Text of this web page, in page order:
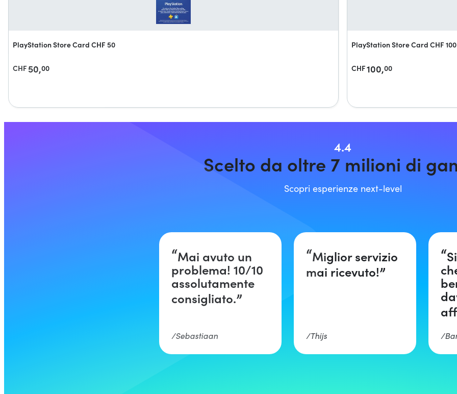
PlayStation Store Card CHF 50
CHF 50,00
PlayStation Store Card CHF 100
CHF100,00
4.4
Scelto da oltre 7 milioni di
Scopri esperienze next-level
Mai avuto un
problema! 10/10
assolutamente
consigliato.
Sebastiaan
Miglior servizio
mai ricevuto!
Thijs